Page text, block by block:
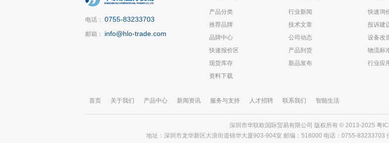
电话： 0755-83233703
邮箱： info@hlo-trade.com
产品分类
推荐品牌
品牌中心
快速报价区
现货库存
资料下载
行业新闻
技术文章
公司动态
产品到货
新品发布
快速询
投诉建
设备改
物流标
行业应
首页 关于我们 产品中心 新闻资讯 服务与支持 人才招聘 联系我们 智能生活
深圳市华联欧国际贸易有限公司 版权所有 © 2013-2025 粤
地址：深圳市龙华新区大浪街道锦华大厦903-904室 邮编：518000 电话：0755-